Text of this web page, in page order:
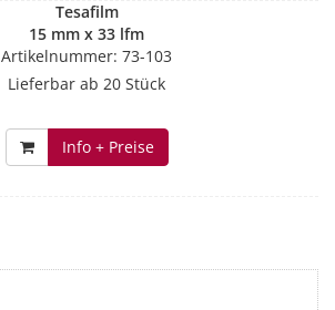
Tesafilm
15 mm x 33 lfm
Artikelnummer: 73-103
Lieferbar ab 20 Stück
Info + Preise